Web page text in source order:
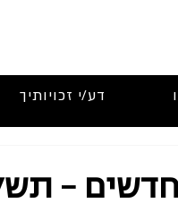
דע/י זכויותיך
חדשים -